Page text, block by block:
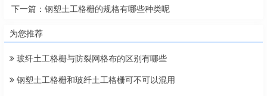
下一篇： 钢塑土工格栅的规格有哪些种类呢
为您推荐
玻纤土工格栅与防裂网格布的区别有哪些
钢塑土工格栅和玻纤土工格栅可不可以混用